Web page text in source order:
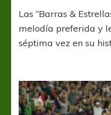
Las “Barras &
melodía preferida y
séptima vez en su